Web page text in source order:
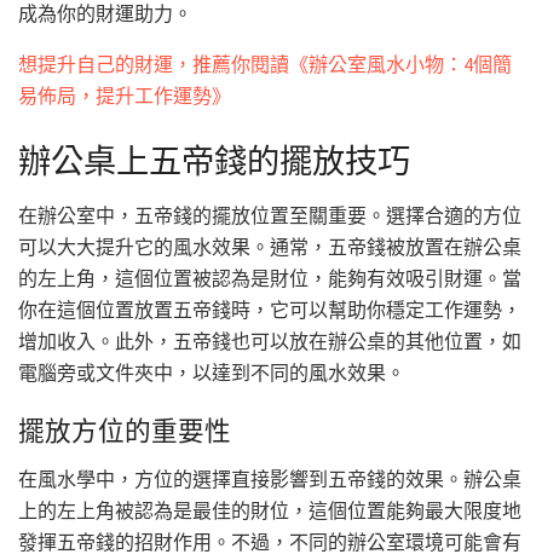
成為你的財運助力。
想提升自己的財運，推薦你閱讀《辦公室風水小物：4個簡
易佈局，提升工作運勢》
辦公桌上五帝錢的擺放技巧
在辦公室中，五帝錢的擺放位置至關重要。選擇合適的方位
可以大大提升它的風水效果。通常，五帝錢被放置在辦公桌
的左上角，這個位置被認為是財位，能夠有效吸引財運。當
你在這個位置放置五帝錢時，它可以幫助你穩定工作運勢，
增加收入。此外，五帝錢也可以放在辦公桌的其他位置，如
電腦旁或文件夾中，以達到不同的風水效果。
擺放方位的重要性
在風水學中，方位的選擇直接影響到五帝錢的效果。辦公桌
上的左上角被認為是最佳的財位，這個位置能夠最大限度地
發揮五帝錢的招財作用。不過，不同的辦公室環境可能會有